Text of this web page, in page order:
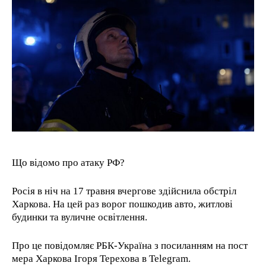
/ year
Pay now and you get access to exclusive news and
articles for a whole year.
1-MONTH
the first one until you opt out of the monthly
Що відомо про атаку РФ?
Росія в ніч на 17 травня вчергове здійснила обстріл
Харкова. На цей раз ворог пошкодив авто, житлові
будинки та вуличне освітлення.
Про це повідомляє РБК-Україна з посиланням на пост
мера Харкова Ігоря Терехова в Telegram.